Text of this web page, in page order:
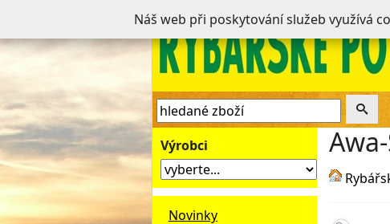
Výrobci
Novinky
Náš web při poskytování služeb využívá